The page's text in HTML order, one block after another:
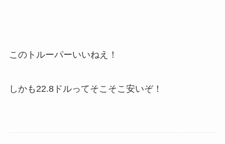
このトルーパーいいねえ！
しかも22.8ドルってそこそこ安いぞ！